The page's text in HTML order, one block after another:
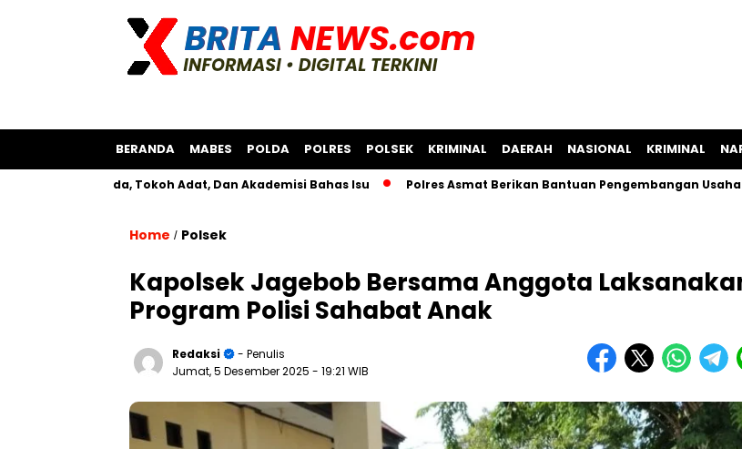
BERANDA MABES POLDA POLRES POLSEK KRIMINAL DAERAH NASIONAL KRIMINAL
Bksda, Tokoh Adat, Dan Akademisi Bahas Isu Polres Asmat Berikan Bantuan Pengembangan Usaha Kepada
Home / Polsek
Kapolsek Jagebob Bersama Anggota
Program Polisi Sahabat Anak
Redaksi
- Penulis
Jumat, 5 Desember 2025 - 19:21 WIB